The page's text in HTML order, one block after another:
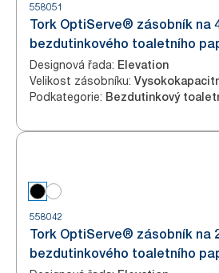
558051
Tork OptiServe® zásobník na
bezdutinkového toaletního
Designová řada: Elevation
Velikost zásobníku:
Podkategorie: Bezdutinkový
558042
Tork OptiServe® zásobník na
bezdutinkového toaletního